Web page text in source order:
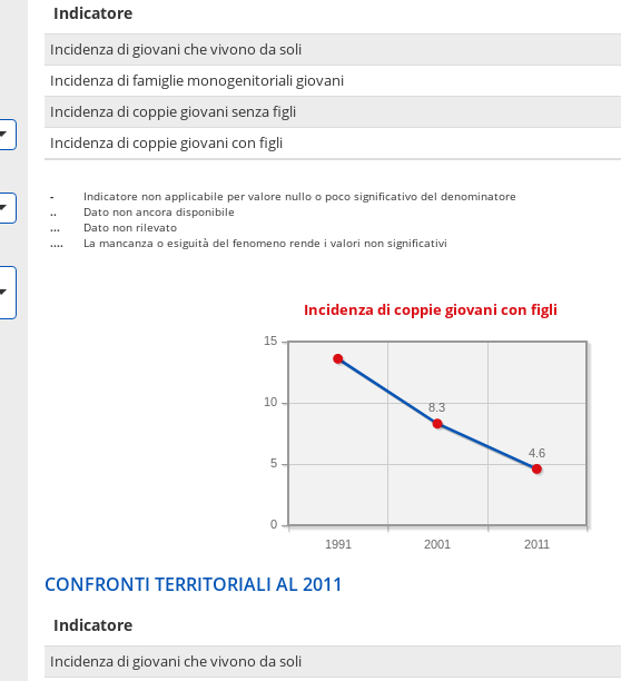
Indicatore
Incidenza di giovani che vivono da soli
Incidenza di famiglie monogenitoriali giovani
Incidenza di coppie giovani senza figli
Incidenza di coppie giovani con figli
-
Indicatore non applicabile per valore nullo o poco significativo del denominatore
..
Dato non ancora disponibile
...
Dato non rilevato
....
La mancanza o esiguità del fenomeno rende i valori non significativi
Incidenza di coppie giovani con figli
1991 2001 2011
0
5
10
15
4.6
8.3
CONFRONTI TERRITORIALI AL 2011
Indicatore
Incidenza di giovani che vivono da soli